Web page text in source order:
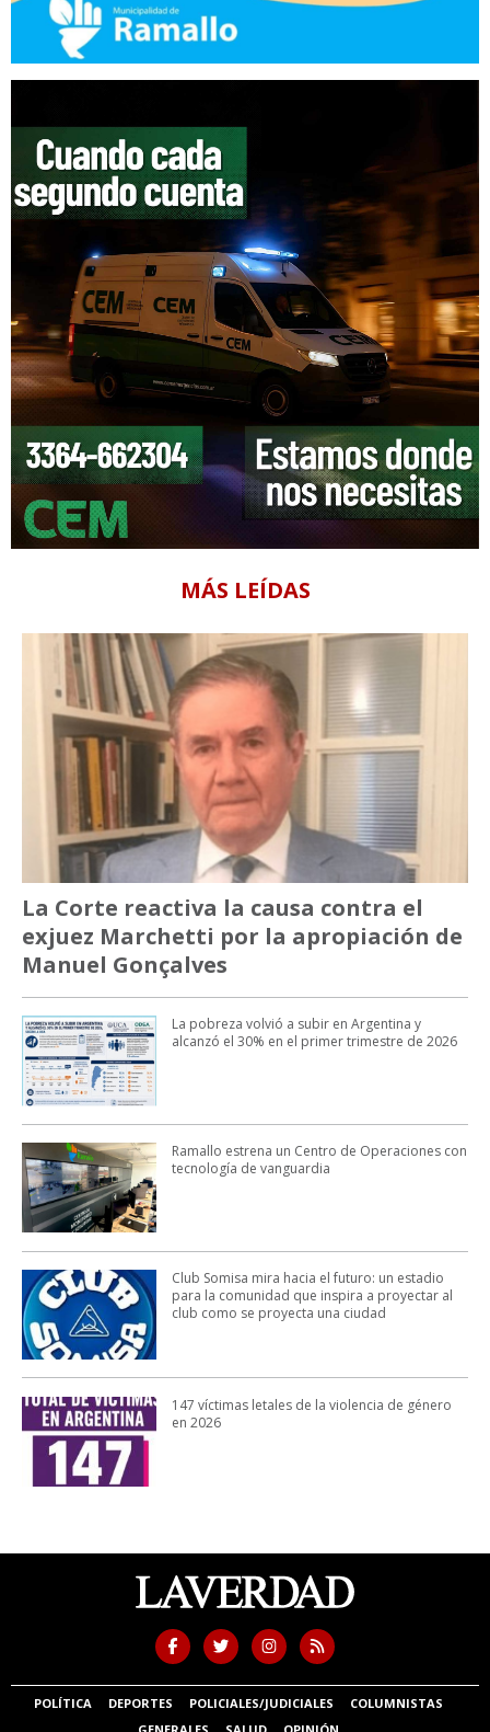
MÁS LEÍDAS
La Corte reactiva la causa contra el
exjuez Marchetti por la apropiación de
Manuel Gonçalves
La pobreza volvió a subir en Argentina y
alcanzó el 30% en el primer trimestre de 2026
Ramallo estrena un Centro de Operaciones con
tecnología de vanguardia
Club Somisa mira hacia el futuro: un estadio
para la comunidad que inspira a proyectar al
club como se proyecta una ciudad
147 víctimas letales de la violencia de género
en 2026
POLÍTICA DEPORTES POLICIALES/JUDICIALES
COLUMNISTAS